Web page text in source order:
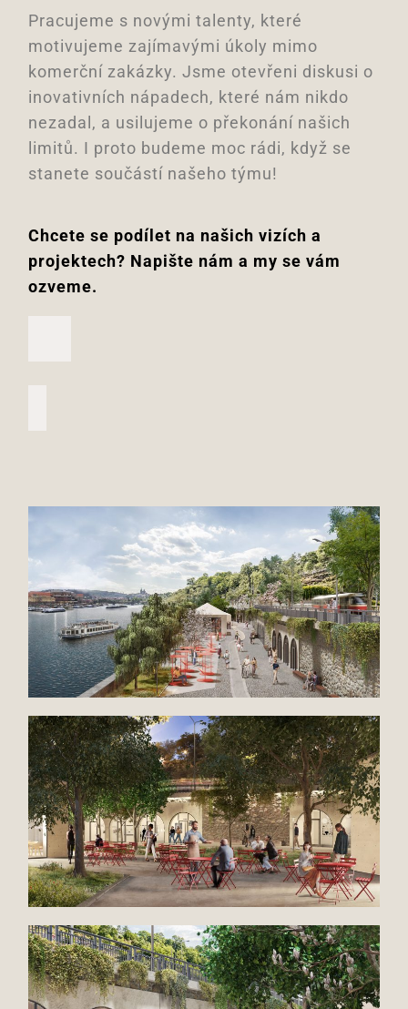
Pracujeme s novými talenty, které
motivujeme zajímavými úkoly mimo
komerční zakázky. Jsme otevřeni diskusi o
inovativních nápadech, které nám nikdo
nezadal, a usilujeme o překonání našich
limitů. I proto budeme moc rádi, když se
stanete součástí našeho týmu!
Chcete se podílet na našich vizích a
projektech? Napište nám a my se vám
ozveme.